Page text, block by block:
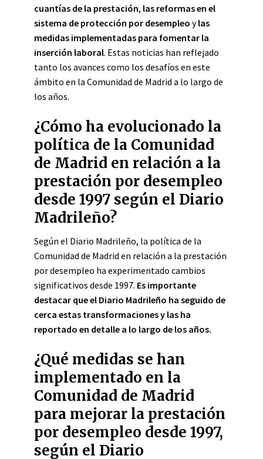
cuantías de la prestación, las reformas en el
sistema de protección por desempleo ylas
medidas implementadas para fomentar la
inserción laboral. Estas noticias han reflejado
tanto los avances como los desafíos en este
ámbito en la Comunidad de Madrid a lo largo de
los años.
¿Cómo ha evolucionado la
política de la Comunidad
de Madrid en relación a la
prestación por desempleo
desde 1997 según el Diario
Madrileño?
Según el Diario Madrileño, la política de la
Comunidad de Madrid en relación a la prestación
por desempleo ha experimentado cambios
significativos desde 1997. Es importante
destacar que el Diario Madrileño ha seguido de
cerca estas transformaciones y las ha
reportado en detalle a lo largo de los años.
¿Qué medidas se han
implementado en la
Comunidad de Madrid
para mejorar la prestación
por desempleo desde 1997,
según el Diario